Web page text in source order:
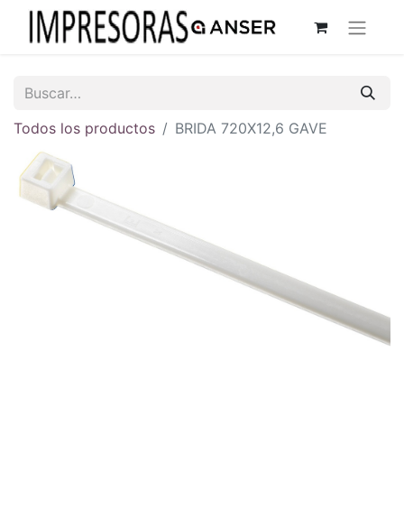
Todos los productos BRIDA 720X12,6 GAVE